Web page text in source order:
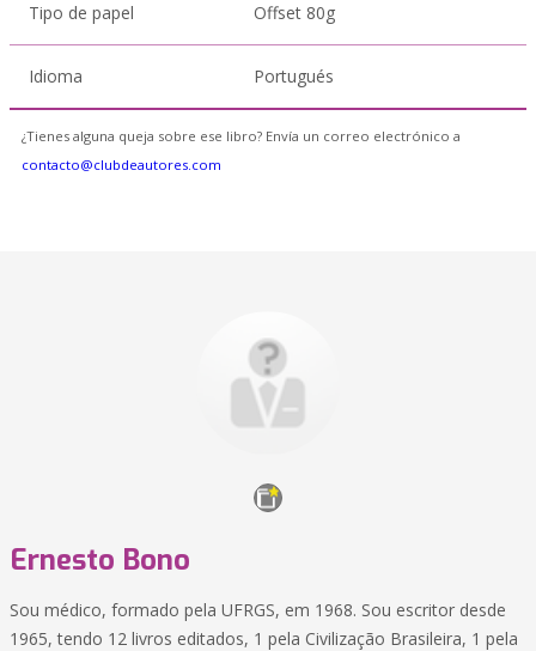
Tipo de papel Offset 80g
Idioma Portugués
¿Tienes alguna queja sobre ese libro? Envía un correo electrónico a
contacto@clubdeautores.com
Ernesto Bono
Sou médico, formado pela UFRGS, em 1968. Sou escritor desde
1965, tendo 12 livros editados, 1 pela Civilização Brasileira, 1 pela